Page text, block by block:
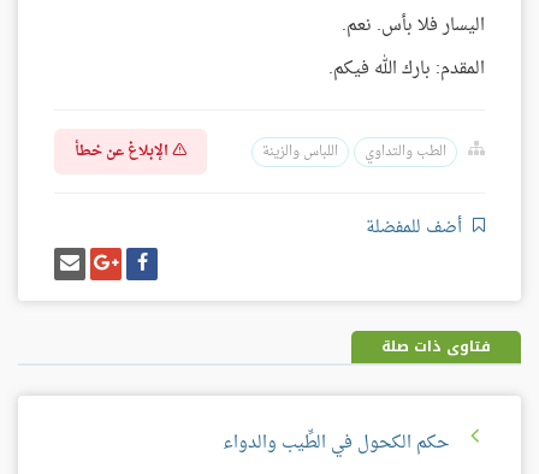
اليسار فلا بأس. نعم.
المقدم: بارك الله فيكم.
الطب والتداوي اللباس والزينة الإبلاغ عن خطأ
أضف للمفضلة
شارك
على
فيسبوك
شارك
على
غوغل
بلس
إرسل
إيميل
فتاوى ذات صلة
حكم الكحول في الطِّيب والدواء